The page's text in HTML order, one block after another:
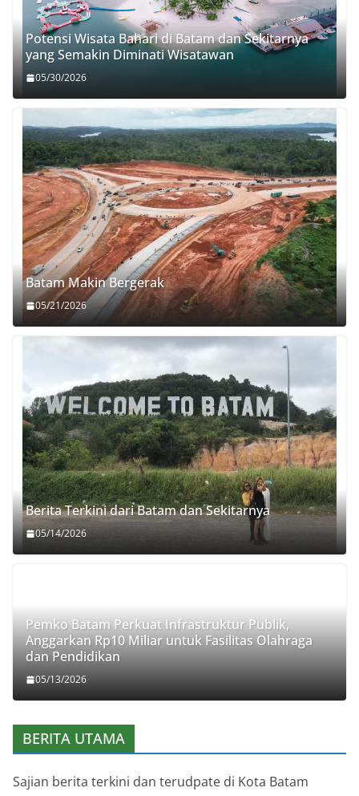
Potensi Wisata Bahari di Batam dan Sekitarnya
yang Semakin Diminati Wisatawan
05/30/2026
Batam Makin Bergerak
05/21/2026
Berita Terkini dari Batam dan Sekitarnya
05/14/2026
Pemko Batam Perkuat Infrastruktur Publik,
Anggarkan Rp10 Miliar untuk Fasilitas Olahraga
dan Pendidikan
05/13/2026
BERITA UTAMA
Sajian berita terkini dan terudpate di Kota Batam